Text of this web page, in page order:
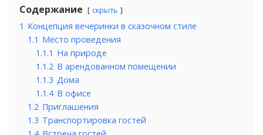
Содержание скрыть
1 Концепция вечеринки в сказочном стиле
1.1 Место проведения
1.1.1 На природе
1.1.2 В арендованном помещении
1.1.3 Дома
1.1.4 В офисе
1.2 Приглашения
1.3 Транспортировка гостей